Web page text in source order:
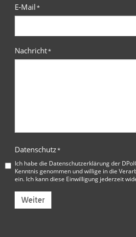
E-Mail*
Nachricht*
Datenschutz*
Ich habe die Datenschutzerklärung der
Kenntnis genommen und willige in die
ein. Ich kann diese Einwilligung jederzeit
Weiter